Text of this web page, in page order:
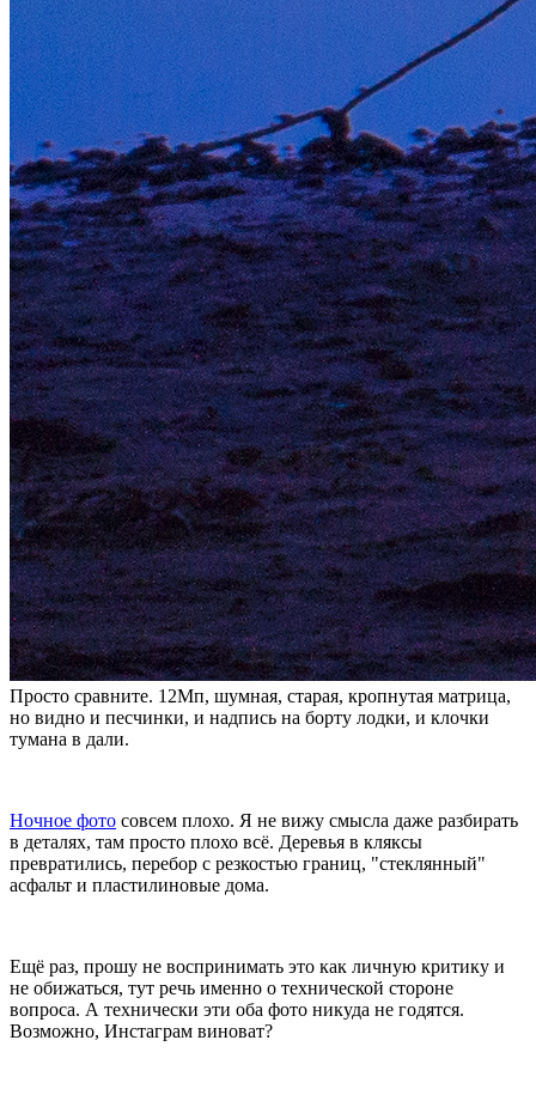
Просто сравните. 12Мп, шумная, старая, кропнутая матрица,
но видно и песчинки, и надпись на борту лодки, и клочки
тумана в дали.
Ночное фото совсем плохо. Я не вижу смысла даже разбирать
в деталях, там просто плохо всё. Деревья в кляксы
превратились, перебор с резкостью границ, "стеклянный"
асфальт и пластилиновые дома.
Ещё раз, прошу не воспринимать это как личную критику и
не обижаться, тут речь именно о технической стороне
вопроса. А технически эти оба фото никуда не годятся.
Возможно, Инстаграм виноват?